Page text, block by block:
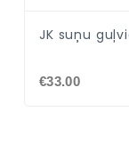
JK suņu
€33.00